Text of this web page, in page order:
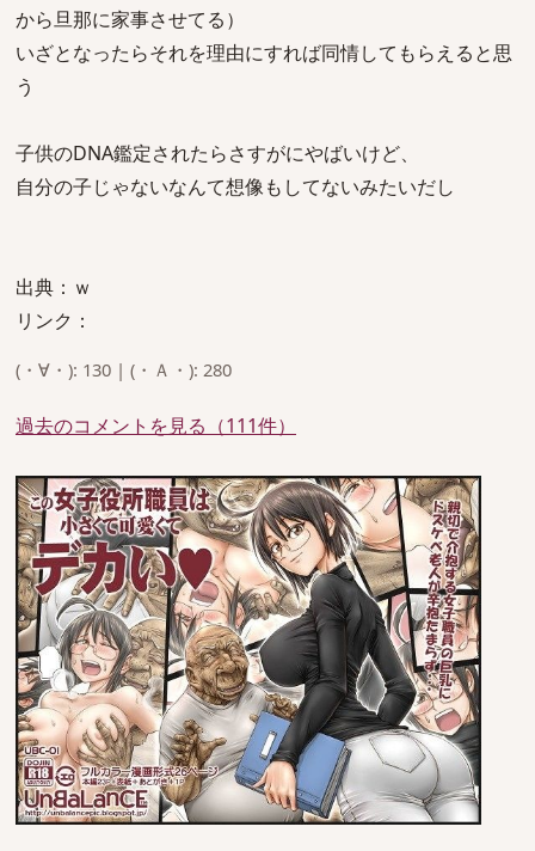
から旦那に家事させてる）
いざとなったらそれを理由にすれば同情してもらえると思
う
子供のDNA鑑定されたらさすがにやばいけど、
自分の子じゃないなんて想像もしてないみたいだし
出典：ｗ
リンク：
(・∀・): 130 | (・Ａ・): 280
過去のコメントを見る（111件）